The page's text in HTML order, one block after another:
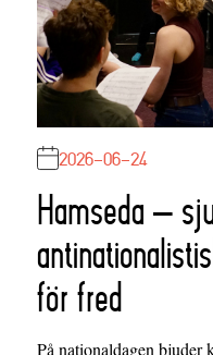
2026-06-24
Hamseda –
för fred
På nationaldagen bjuder